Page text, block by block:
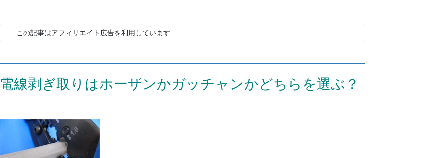
この記事はアフィリエイト広告を利用しています
電線剥ぎ取りはホーザンかガッチャンかどちらを選ぶ？